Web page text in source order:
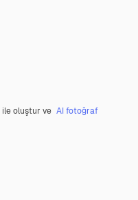
ile oluştur ve AI fotoğraf